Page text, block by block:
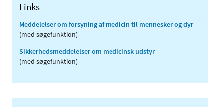
Links
Meddelelser om forsyning af medicin til mennesker og dyr
(med søgefunktion)
Sikkerhedsmeddelelser om medicinsk udstyr
(med søgefunktion)